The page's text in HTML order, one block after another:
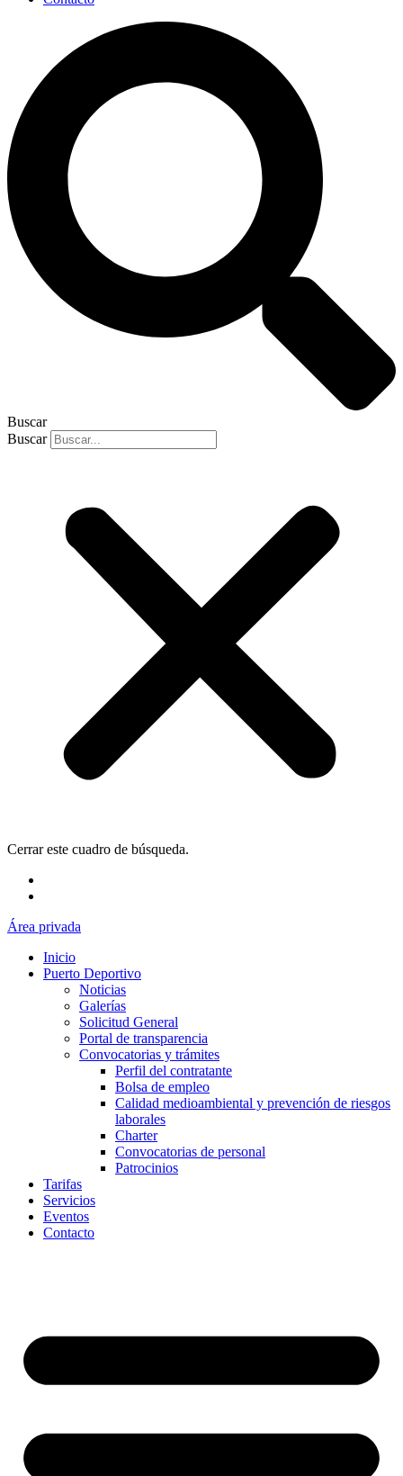
Buscar
Buscar
Cerrar este cuadro de búsqueda.
Área privada
Inicio
Puerto Deportivo
Noticias
Galerías
Solicitud General
Portal de transparencia
Convocatorias y trámites
Perfil del contratante
Bolsa de empleo
Calidad medioambiental y prevención de riesgos
laborales
Charter
Convocatorias de personal
Patrocinios
Tarifas
Servicios
Eventos
Contacto